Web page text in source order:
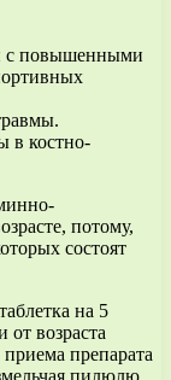
с повышенными
в костно-
потому,
состоят
на 5
возраста
препарата